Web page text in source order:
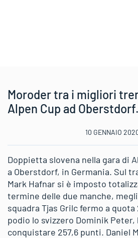
Moroder tra i migliori
Alpen Cup ad
10 GENNAIO
Doppietta slovena nella gara di
a Oberstdorf, in Germania. Sul
Mark Hafnar si è imposto
termine delle due manche,
squadra Tjas Grilc fermo a quota
podio lo svizzero Dominik Peter,
conquistare 257,6 punti. Daniel